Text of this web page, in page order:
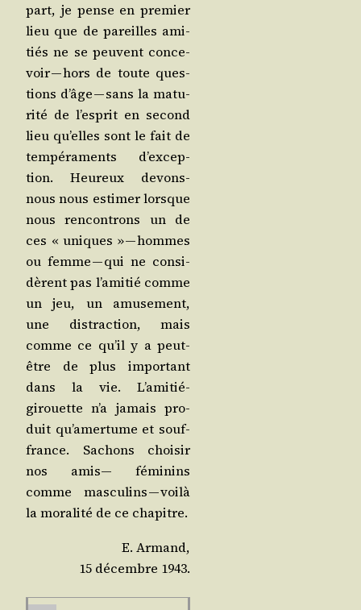
part, je pense en pre­mier
lieu que de pareilles ami­
tiés ne se peuvent conce­
voir — hors de toute ques­
tions d’âge — sans la matu­
ri­té de l’es­prit en second
lieu qu’elles sont le fait de
tem­pé­ra­ments d’ex­cep­
tion. Heu­reux devons-
nous nous esti­mer lorsque
nous ren­con­trons un de
ces « uniques » — hommes
ou femme — qui ne consi­
dèrent pas l’a­mi­tié comme
un jeu, un amu­se­ment,
une dis­trac­tion, mais
comme ce qu’il y a peut-
être de plus impor­tant
dans la vie. L’a­mi­tié-
girouette n’a jamais pro­
duit qu’a­mer­tume et souf­
france. Sachons choi­sir
nos amis— fémi­nins
comme mas­cu­lins — voi­là
la mora­li­té de ce chapitre.
E. Armand,
15 décembre 1943.